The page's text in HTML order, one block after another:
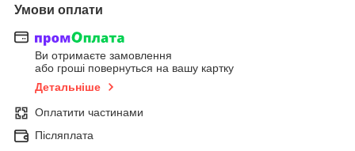
Умови оплати
Ви отримаєте замовлення
або гроші повернуться на вашу картку
Детальніше
Оплатити частинами
Післяплата